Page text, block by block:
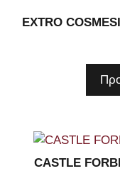
EXTRO
CASTLE